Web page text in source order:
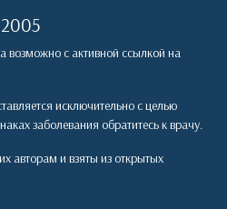
2005
возможно с активной ссылкой на
исключительно с целью
заболевания обратитесь к врачу.
авторам и взяты из открытых